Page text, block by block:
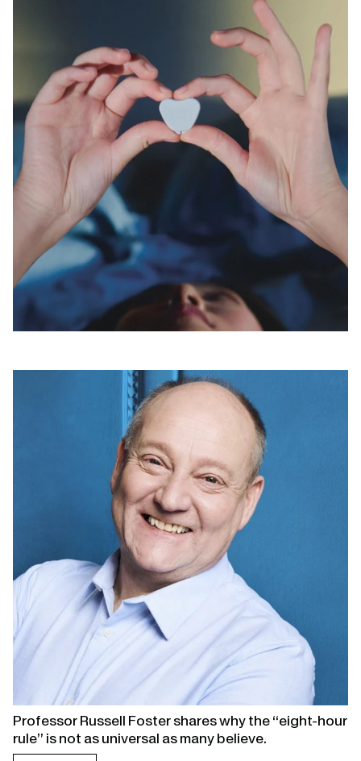
Open
linked
Professor Russell Foster shares why the “eight-hour
rule” is not as universal as many believe.